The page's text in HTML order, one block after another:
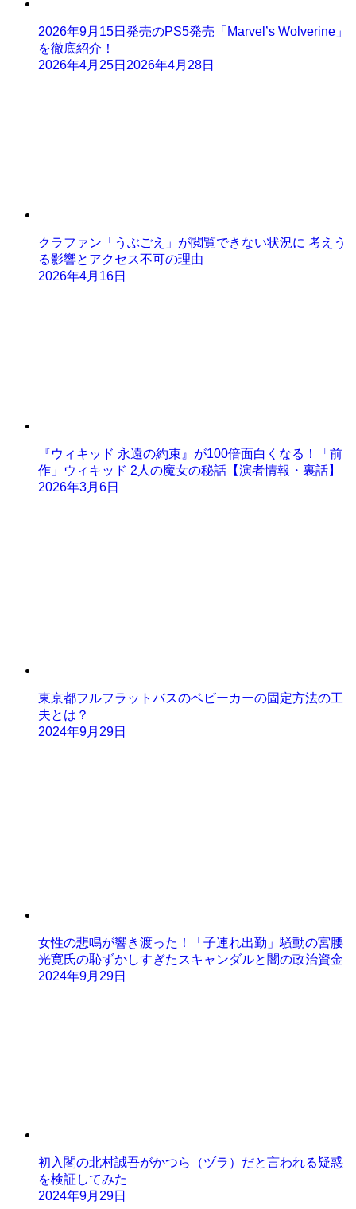
2026年9月15日発売のPS5発売「Marvel’s Wolverine」
を徹底紹介！
2026年4月25日 2026年4月28日
クラファン「うぶごえ」が閲覧できない状況に 考えう
る影響とアクセス不可の理由
2026年4月16日
『ウィキッド 永遠の約束』が100倍面白くなる！「前
作」ウィキッド 2人の魔女の秘話【演者情報・裏話】
2026年3月6日
東京都フルフラットバスのベビーカーの固定方法の工
夫とは？
2024年9月29日
女性の悲鳴が響き渡った！「子連れ出勤」騒動の宮腰
光寛氏の恥ずかしすぎたスキャンダルと闇の政治資金
2024年9月29日
初入閣の北村誠吾がかつら（ヅラ）だと言われる疑惑
を検証してみた
2024年9月29日